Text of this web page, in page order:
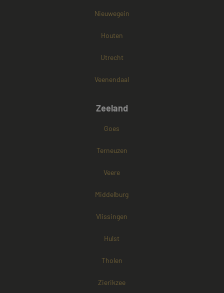
Nieuwegein
Houten
Utrecht
Veenendaal
Zeeland
Goes
Terneuzen
Veere
Middelburg
Vlissingen
Hulst
Tholen
Zierikzee